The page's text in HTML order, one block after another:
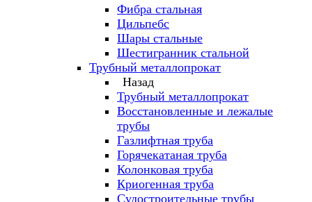
Фибра стальная
Цильпебс
Шары стальные
Шестигранник стальной
Трубный металлопрокат
Назад
Трубный металлопрокат
Восстановленные и лежалые
трубы
Газлифтная труба
Горячекатаная труба
Колонковая труба
Криогенная труба
Судостроительные трубы